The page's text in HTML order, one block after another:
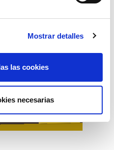
Mostrar detalles
las cookies
necesarias
1" r/m
comprar